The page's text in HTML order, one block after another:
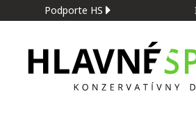
Podporte HS